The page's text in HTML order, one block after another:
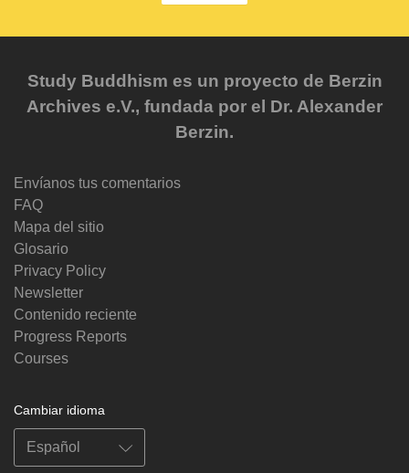
Study Buddhism es un proyecto de Berzin
Archives e.V., fundada por el Dr. Alexander
Berzin.
Envíanos tus comentarios
FAQ
Mapa del sitio
Glosario
Privacy Policy
Newsletter
Contenido reciente
Progress Reports
Courses
Cambiar idioma